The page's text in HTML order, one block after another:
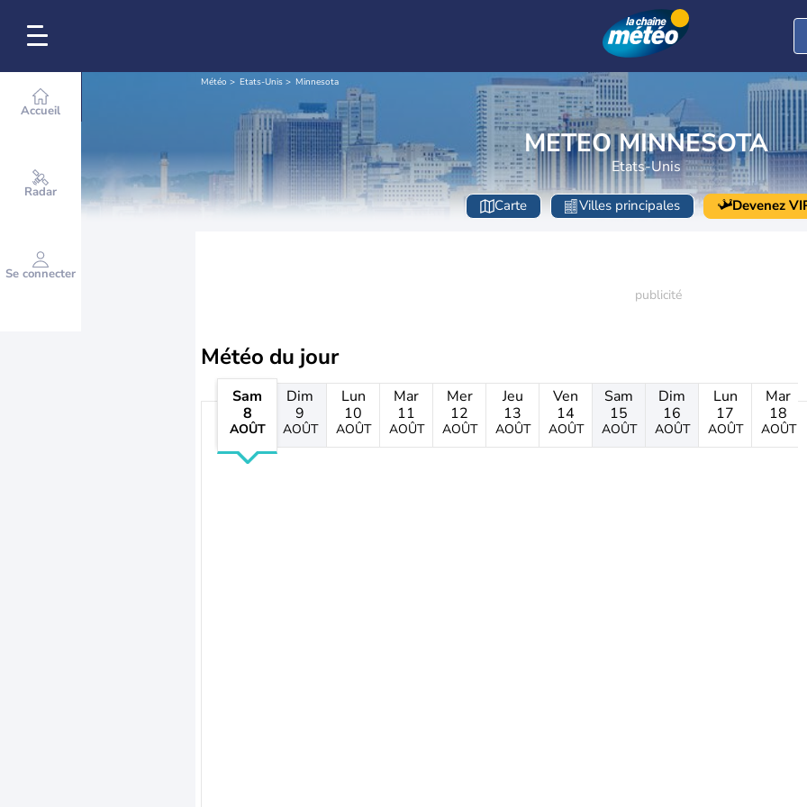
Accueil
Radar
Se connecter
Météo Etats-Unis Minnesota
METEO MINNESOTA
Etats-Unis
Carte Villes principales Devenez
Météo du jour
Sam
8
AOÛT
Dim
9
AOÛT
Lun
10
AOÛT
Mar
11
AOÛT
Mer
12
AOÛT
Jeu
13
AOÛT
Ven
14
AOÛT
Sam
15
AOÛT
Dim
16
AOÛT
Lun
17
AOÛT
Mar
18
AOÛT